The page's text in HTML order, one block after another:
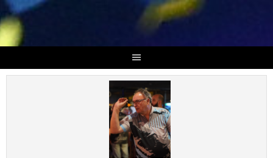
Skip
to
content